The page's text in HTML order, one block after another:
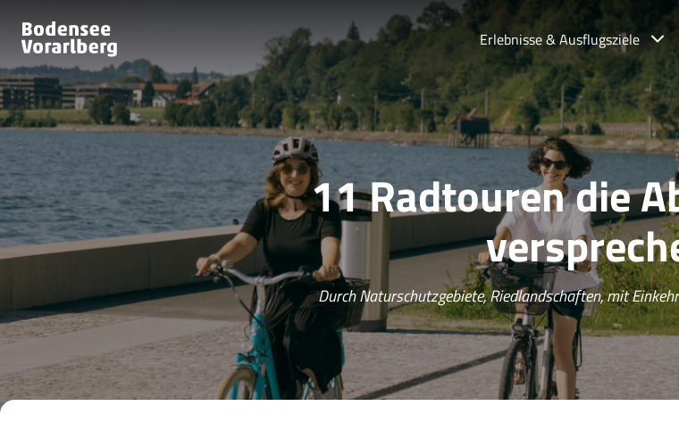
Erlebnisse & Ausflugsziele
11 Radtouren die
Durch Naturschutzgebiete, Riedlandschaften, mit